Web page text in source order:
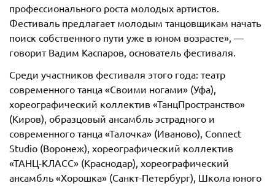
профессионального роста молодых артистов.
Фестиваль предлагает молодым танцовщикам начать
поиск собственного пути уже в юном возрасте», —
говорит Вадим Каспаров, основатель фестиваля.
Среди участников фестиваля этого года: театр
современного танца «Своими ногами» (Уфа),
хореографический коллектив «ТанцПространство»
(Киров), образцовый ансамбль эстрадного и
современного танца «Талочка» (Иваново), Connect
Studio (Воронеж), хореографический коллектив
«ТАНЦ-КЛАСС» (Краснодар), хореографический
ансамбль «Хорошка» (Санкт-Петербург), Школа юного